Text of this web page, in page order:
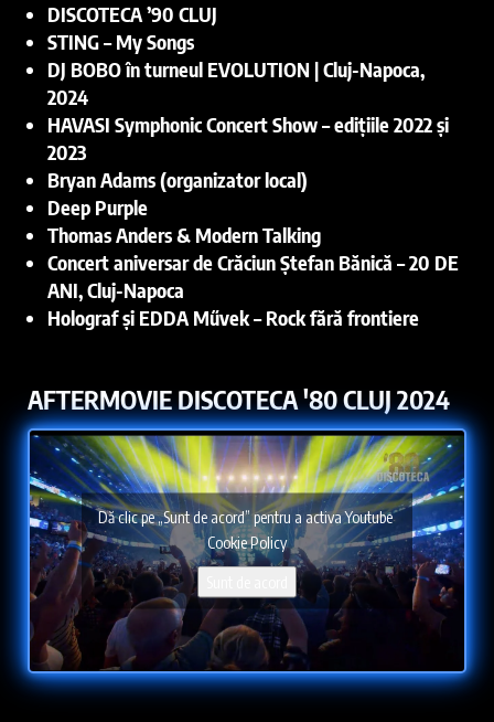
DISCOTECA ’90 CLUJ
STING – My Songs
DJ BOBO în turneul EVOLUTION | Cluj-Napoca,
2024
HAVASI Symphonic Concert Show – edițiile 2022 și
2023
Bryan Adams (organizator local)
Deep Purple
Thomas Anders & Modern Talking
Concert aniversar de Crăciun Ștefan Bănică – 20 DE
ANI, Cluj-Napoca
Holograf și EDDA Művek – Rock fără frontiere
AFTERMOVIE DISCOTECA '80 CLUJ 2024
Dă clic pe „Sunt de acord” pentru a activa Youtube
Cookie Policy